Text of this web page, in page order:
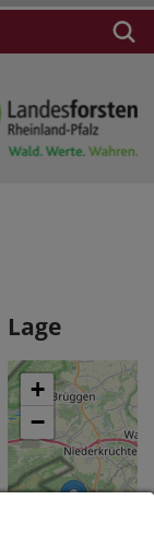
Lage
+
−